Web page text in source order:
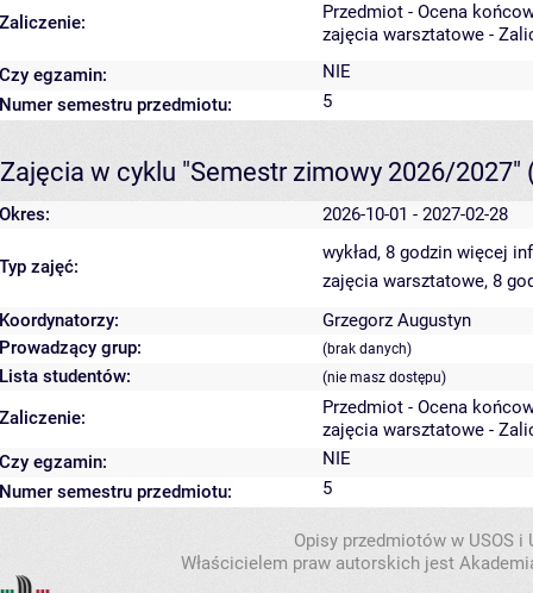
Zaliczenie:
Przedmiot - Ocena
zajęcia warsztatowe -
Czy egzamin:
NIE
Numer semestru przedmiotu:
5
Zajęcia w cyklu "Semestr zimowy 2026/2027"
Okres: 2026-10-01 - 2027-02-28
Typ zajęć:
wykład, 8 godzin więcej
zajęcia warsztatowe, 8
Koordynatorzy:
Grzegorz Augustyn
Prowadzący grup:
(brak danych)
Lista studentów: (nie masz dostępu)
Zaliczenie:
Przedmiot - Ocena
zajęcia warsztatowe -
Czy egzamin:
NIE
Numer semestru przedmiotu:
5
Opisy przedmiotów w USOS
Właścicielem praw autorskich jest